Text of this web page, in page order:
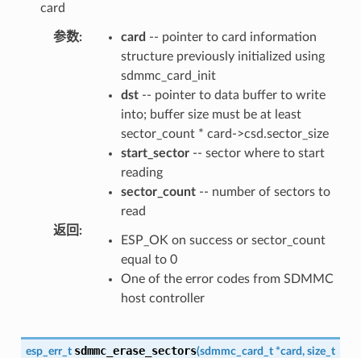
card
参数: card -- pointer to card information
structure previously initialized using
sdmmc_card_init
dst-- pointer to data buffer to write
into; buffer size must be at least
sector_count * card->csd.sector_size
start_sector-- sector where to start
reading
sector_count-- number of sectors to
read
返回 :
ESP_OK on success or sector_count
equal to 0
One of the error codes from SDMMC
host controller
esp_err_t sdmmc_erase_sectors(sdmmc_card_t *card, size_t